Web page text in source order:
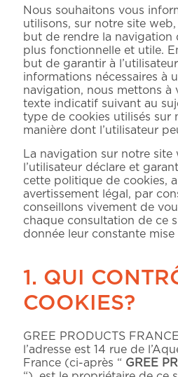
Nous souhaitons vous
utilisons, sur notre site
but de rendre la navigation
plus fonctionnelle et utile.
but de garantir à
informations nécessaires à
navigation, nous mettons à
texte indicatif suivant au
type de cookies utilisés sur
manière dont l’utilisateur
La navigation sur notre
l’utilisateur déclare et
cette politique de cookies,
avertissement légal, par
conseillons vivement de
chaque consultation de ce
donnée leur constante mise
1. QUI
COOKIES?
GREE PRODUCTS
l’adresse est 14 rue de
France (ci-après “ GREE